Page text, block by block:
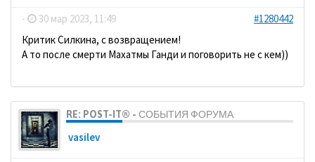
- 30 мар 2023, 11:49
#1280442
Критик Силкина, с возвращением!
А то после смерти Махатмы Ганди и поговорить не с кем))
RE: POST-IT® - СОБЫТИЯ ФОРУМА
vasilev